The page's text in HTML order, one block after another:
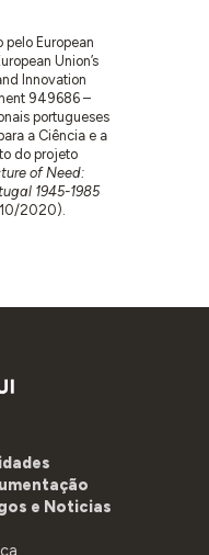
European
Union’s
Innovation
949686 –
portugueses
a Ciência e a
do projeto
of Need:
1945-1985
2020).
e Noticias